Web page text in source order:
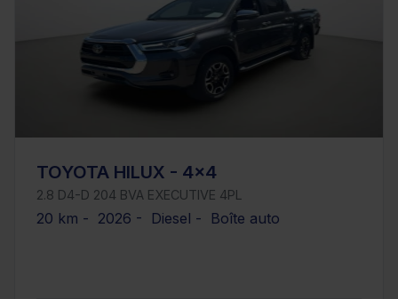
TOYOTA HILUX - 4x4
2.8 D4-D 204 BVA EXECUTIVE 4PL
20 km - 2026 - Diesel - Boîte auto